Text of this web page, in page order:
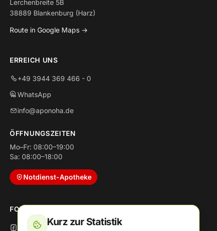
Lerchenbreite 5B
38889 Blankenburg (Harz)
Route in Google Maps →
ERREICH UNS
+49 3944 369 466 - 0
WhatsApp
info@aponoha.de
ÖFFNUNGSZEITEN
Mo–Fr: 08:00–19:00
Sa: 08:00–18:00
Notdienst-Apotheke
FOLGE UNS
FacebookKurz zur Statistik